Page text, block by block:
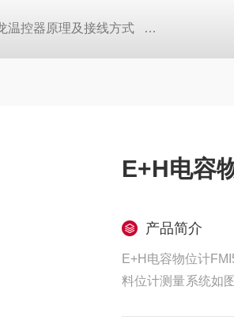
温控器原理及接线方式 日本SMC真空
E+H电容
产品简介
E+H电容物位计
料位计测量系统如